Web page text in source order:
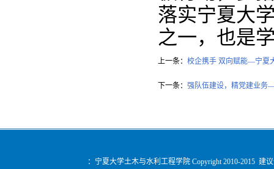
落实宁夏大
之一，也是
上一条： 校企携手 双向赋能—宁夏
下一条： 强队伍建设，精党建业务
：宁夏大学土木与水利工程学院 Copyright 2010-2015 建